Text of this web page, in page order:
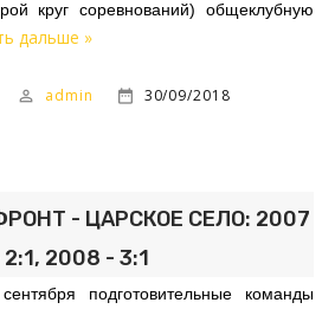
круг соревнований) общеклубную
дальше »
admin 30/09/2018
- ЦАРСКОЕ СЕЛО: 2007
2:1, 2008 - 3:1
подготовительные команды